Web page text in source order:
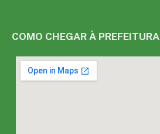
COMO CHEGAR À PREFEITURA